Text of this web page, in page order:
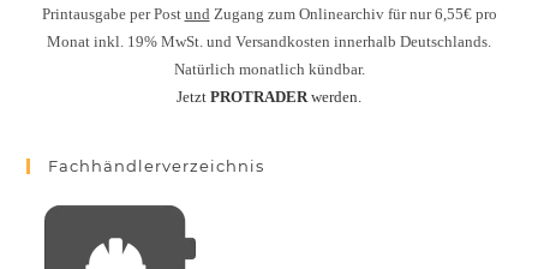
Printausgabe per Post und Zugang zum Onlinearchiv für nur 6,55€ pro
Monat inkl. 19% MwSt. und Versandkosten innerhalb Deutschlands.
Natürlich monatlich kündbar.
Jetzt PROTRADERwerden.
Fachhändlerverzeichnis